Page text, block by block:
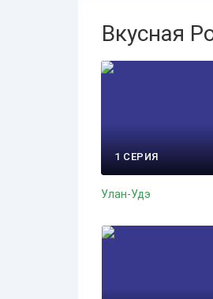
Вкусная
1 СЕРИЯ
Улан-Удэ